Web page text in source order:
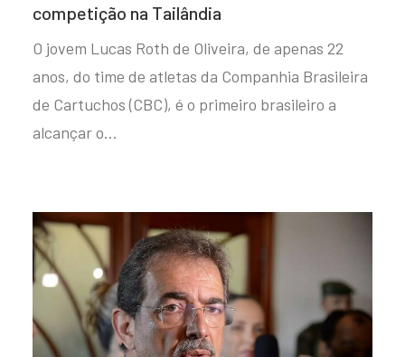
competição na Tailândia
O jovem Lucas Roth de Oliveira, de apenas 22
anos, do time de atletas da Companhia Brasileira
de Cartuchos (CBC), é o primeiro brasileiro a
alcançar o…